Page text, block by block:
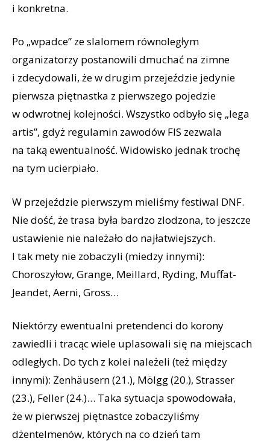
i konkretna.
Po „wpadce” ze slalomem równoległym
organizatorzy postanowili dmuchać na zimne
i zdecydowali, że w drugim przejeździe jedynie
pierwsza piętnastka z pierwszego pojedzie
w odwrotnej kolejności. Wszystko odbyło się „lega
artis”, gdyż regulamin zawodów FIS zezwala
na taką ewentualność. Widowisko jednak trochę
na tym ucierpiało.
W przejeździe pierwszym mieliśmy festiwal DNF.
Nie dość, że trasa była bardzo zlodzona, to jeszcze
ustawienie nie należało do najłatwiejszych.
I tak mety nie zobaczyli (miedzy innymi):
Choroszyłow, Grange, Meillard, Ryding, Muffat-
Jeandet, Aerni, Gross…
Niektórzy ewentualni pretendenci do korony
zawiedli i tracąc wiele uplasowali się na miejscach
odległych. Do tych z kolei należeli (też między
innymi): Zenhäusern (21.), Mölgg (20.), Strasser
(23.), Feller (24.)… Taka sytuacja spowodowała,
że w pierwszej piętnastce zobaczyliśmy
dżentelmenów, których na co dzień tam